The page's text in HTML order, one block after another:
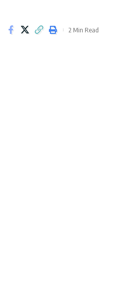
2 Min Read